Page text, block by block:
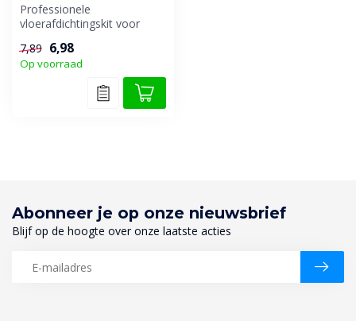
Professionele
vloerafdichtingskit voor
7,89 6,98
Op voorraad
Abonneer je op onze nieuwsbrief
Blijf op de hoogte over onze laatste acties